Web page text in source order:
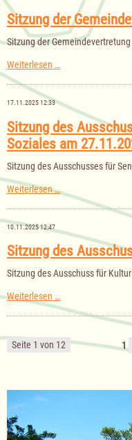
Haushaltsjahr
2026
Sitzung der
Sitzung der
Weiterlesen …Sitzung
am
18.12.2025
17.11.2025 12:33
Sitzung des
Soziales am
Sitzung des Ausschusses für
Weiterlesen …
des
Ausschusses
Senioren,
Jugend
und
am
10.11.2025 12:47
Sitzung des
Sitzung des Ausschuss für
Weiterlesen …Sitzung
des
Ausschuss
Kultur
am
Seite 1 von 12 1